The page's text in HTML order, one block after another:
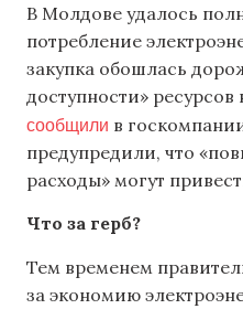
В Молдове удалось
потребление
закупка обошлась
доступности»
сообщили в
предупредили, что
расходы» могут
Что за герб?
Тем временем
за экономию